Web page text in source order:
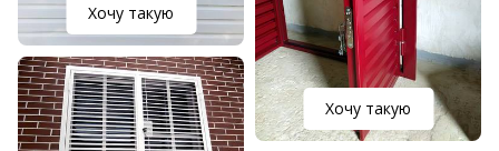
Хочу такую
Хочу такую